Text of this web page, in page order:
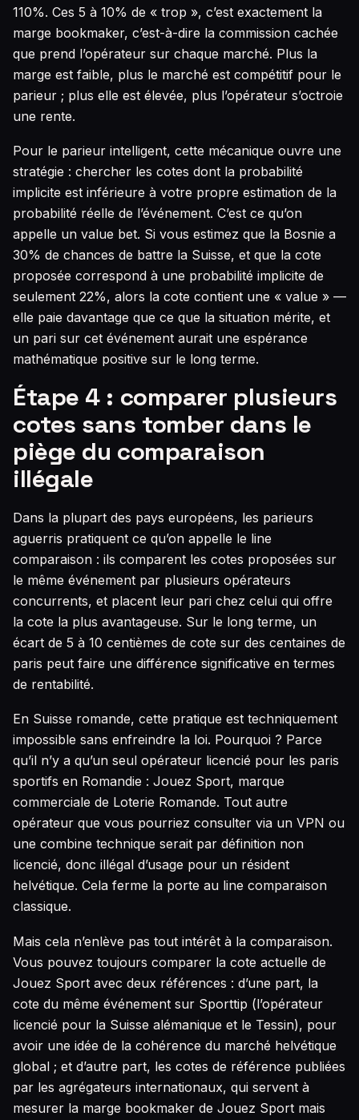
110%. Ces 5 à 10% de « trop », c’est exactement la
marge bookmaker, c’est-à-dire la commission cachée
que prend l’opérateur sur chaque marché. Plus la
marge est faible, plus le marché est compétitif pour le
parieur ; plus elle est élevée, plus l’opérateur s’octroie
une rente.
Pour le parieur intelligent, cette mécanique ouvre une
stratégie : chercher les cotes dont la probabilité
implicite est inférieure à votre propre estimation de la
probabilité réelle de l’événement. C’est ce qu’on
appelle un value bet. Si vous estimez que la Bosnie a
30% de chances de battre la Suisse, et que la cote
proposée correspond à une probabilité implicite de
seulement 22%, alors la cote contient une « value » —
elle paie davantage que ce que la situation mérite, et
un pari sur cet événement aurait une espérance
mathématique positive sur le long terme.
Étape 4 : comparer plusieurs
cotes sans tomber dans le
piège du comparaison
illégale
Dans la plupart des pays européens, les parieurs
aguerris pratiquent ce qu’on appelle le line
comparaison : ils comparent les cotes proposées sur
le même événement par plusieurs opérateurs
concurrents, et placent leur pari chez celui qui offre
la cote la plus avantageuse. Sur le long terme, un
écart de 5 à 10 centièmes de cote sur des centaines de
paris peut faire une différence significative en termes
de rentabilité.
En Suisse romande, cette pratique est techniquement
impossible sans enfreindre la loi. Pourquoi ? Parce
qu’il n’y a qu’un seul opérateur licencié pour les paris
sportifs en Romandie : Jouez Sport, marque
commerciale de Loterie Romande. Tout autre
opérateur que vous pourriez consulter via un VPN ou
une combine technique serait par définition non
licencié, donc illégal d’usage pour un résident
helvétique. Cela ferme la porte au line comparaison
classique.
Mais cela n’enlève pas tout intérêt à la comparaison.
Vous pouvez toujours comparer la cote actuelle de
Jouez Sport avec deux références : d’une part, la
cote du même événement sur Sporttip (l’opérateur
licencié pour la Suisse alémanique et le Tessin), pour
avoir une idée de la cohérence du marché helvétique
global ; et d’autre part, les cotes de référence publiées
par les agrégateurs internationaux, qui servent à
mesurer la marge bookmaker de Jouez Sport mais